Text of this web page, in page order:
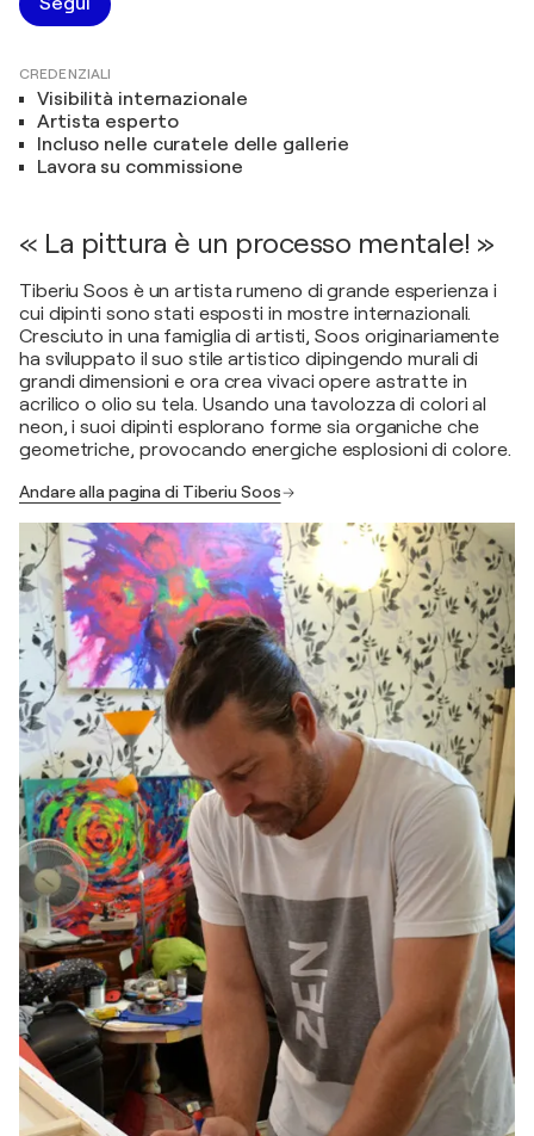
CREDENZIALI
Visibilità internazionale
Artista esperto
Incluso nelle curatele delle gallerie
Lavora su commissione
« La pittura è un processo mentale! »
Tiberiu Soos è un artista rumeno di grande esperienza i
cui dipinti sono stati esposti in mostre internazionali.
Cresciuto in una famiglia di artisti, Soos originariamente
ha sviluppato il suo stile artistico dipingendo murali di
grandi dimensioni e ora crea vivaci opere astratte in
acrilico o olio su tela. Usando una tavolozza di colori al
neon, i suoi dipinti esplorano forme sia organiche che
geometriche, provocando energiche esplosioni di colore.
Andare alla pagina di Tiberiu Soos